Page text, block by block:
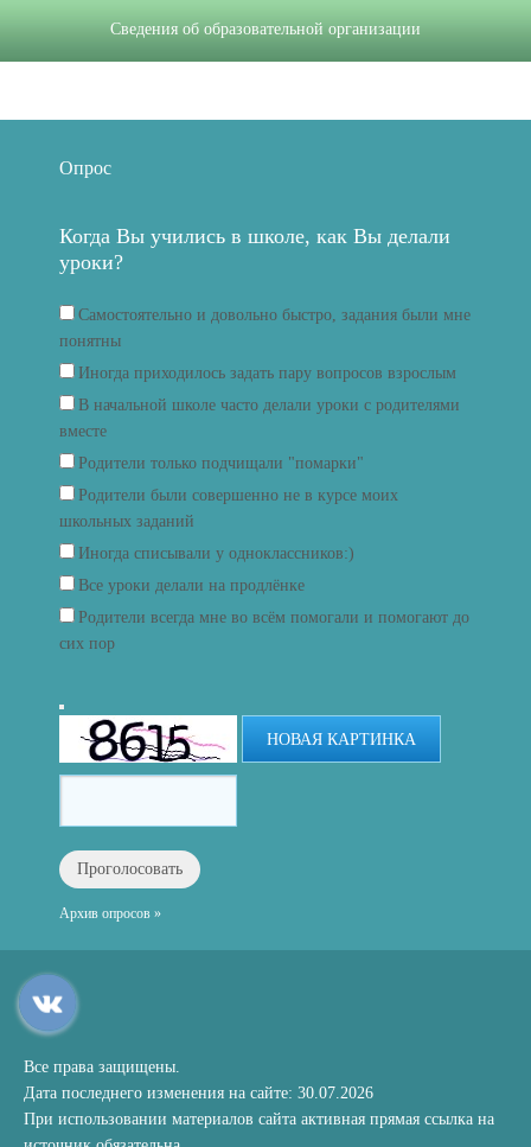
Сведения об образовательной организации
Опрос
Когда Вы учились в школе, как Вы делали
уроки?
Самостоятельно и довольно быстро, задания были мне
понятны
Иногда приходилось задать пару вопросов взрослым
В начальной школе часто делали уроки с родителями
вместе
Родители только подчищали "помарки"
Родители были совершенно не в курсе моих
школьных заданий
Иногда списывали у одноклассников:)
Все уроки делали на продлёнке
Родители всегда мне во всём помогали и помогают до
сих пор
НОВАЯ КАРТИНКА
Архив опросов »
Все права защищены.
Дата последнего изменения на сайте: 30.07.2026
При использовании материалов сайта активная прямая ссылка на